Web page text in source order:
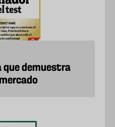
que demuestra